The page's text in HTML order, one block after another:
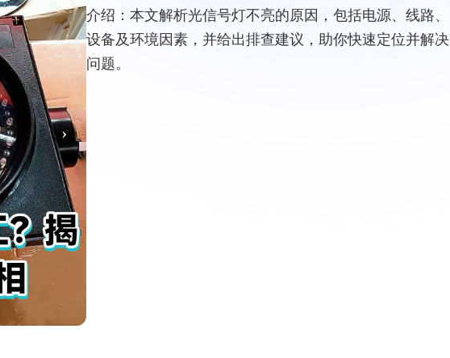
›
介绍： 本文解析光信号灯不亮的原因，包括电源、线路、
设备及环境因素，并给出排查建议，助你快速定位并解决
问题。